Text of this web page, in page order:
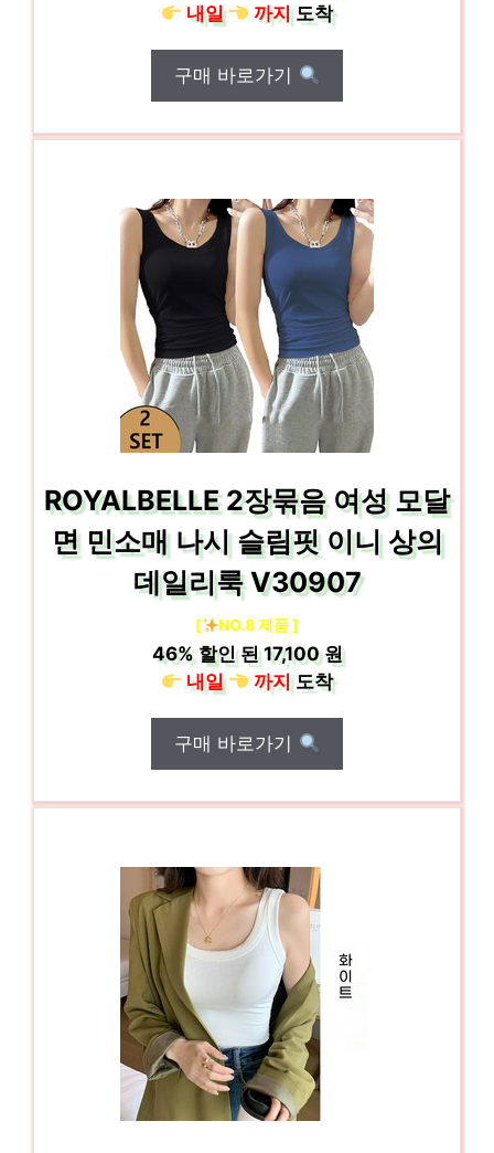
내일
까지도착
구매 바로가기
ROYALBELLE 2장묶음 여성 모달
면 민소매 나시 슬림핏 이니 상의
데일리룩 V30907
[ NO.8 제품 ]
46%할인 된17,100 원
내일
까지도착
구매 바로가기